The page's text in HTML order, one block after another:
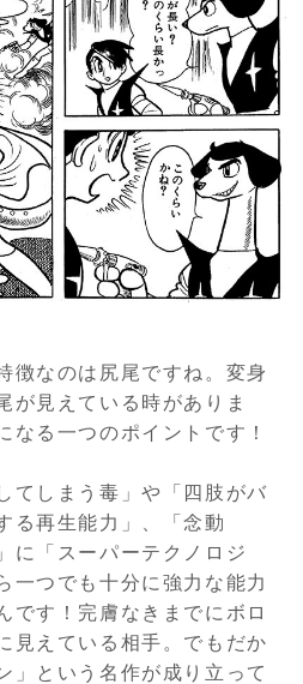
徴なのは尻尾ですね。変身
が見えている時がありま
なる一つのポイントです！
てしまう毒」や「四肢がバ
る再生能力」、「念動
に「スーパーテクノロジ
一つでも十分に強力な能力
です！完膚なきまでにボロ
見えている相手。でもだか
」という名作が成り立って